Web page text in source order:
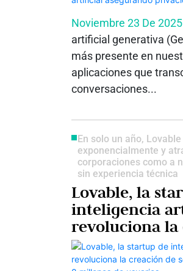
Noviembre 23 De 2025
artificial generativa
más presente en
aplicaciones que
conversaciones...
En solo un año,
exponencialmente y
corporaciones como a
sin experiencia técnica
Lovable, la
inteligencia
revoluciona la
software, se
millones de